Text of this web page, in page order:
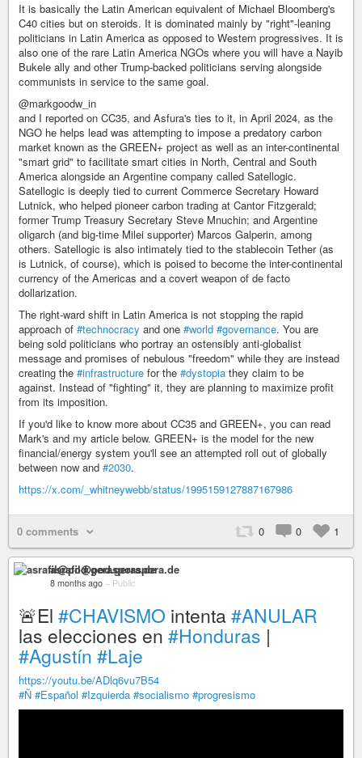
It is basically the Latin American equivalent of Michael Bloomberg's
C40 cities but on steroids. It is dominated mainly by "right"-leaning
politicians in Latin America as opposed to Western progressives. It is
also one of the rare Latin America NGOs where you will have a Nayib
Bukele ally and other Trump-backed politicians serving alongside
communists in service to the same goal.
@markgoodw_in
and I reported on CC35, and Asfura's ties to it, in April 2024, as the
NGO he helps lead was attempting to impose a predatory carbon
market known as the GREEN+ project as well as an inter-continental
"smart grid" to facilitate smart cities in North, Central and South
America alongside an Argentine company called Satellogic.
Satellogic is deeply tied to current Commerce Secretary Howard
Lutnick, who helped pioneer carbon trading at Cantor Fitzgerald;
former Trump Treasury Secretary Steve Mnuchin; and Argentine
oligarch (and big-time Milei supporter) Marcos Galperin, among
others. Satellogic is also intimately tied to the stablecoin Tether (as
is Lutnick, of course), which is poised to become the inter-continental
currency of the Americas and a covert weapon of de facto
dollarization.
The right-ward shift in Latin America is not stopping the rapid
approach of #technocracy and one #world #governance. You are
being sold politicians who portray an ostensibly anti-globalist
message and promises of nebulous "freedom" while they are instead
creating the #infrastructure for the #dystopia they claim to be
against. Instead of "fighting" it, they are planning to maximize profit
from its imposition.
If you'd like to know more about CC35 and GREEN+, you can read
Mark's and my article below. GREEN+ is the model for the new
financial/energy system you'll see an attempted roll out of globally
between now and #2030.
https://x.com/_whitneywebb/status/1995159127887167986
0 comments 0 0 1
asrafil@pod.geraspora.de
8 months ago – Public
🚨El #CHAVISMO intenta#ANULAR
las elecciones en #Honduras |
#Agustín #Laje
https://youtu.be/ADlq6vu7B54
#Ñ #Español #Izquierda #socialismo #progresismo